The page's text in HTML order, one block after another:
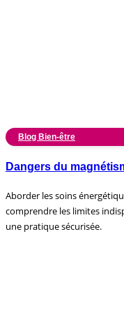
Blog Bien-être
Dangers du
Aborder les soins
comprendre les limites
une pratique sécurisée.